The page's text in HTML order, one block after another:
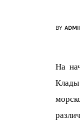
BY
На
Клады